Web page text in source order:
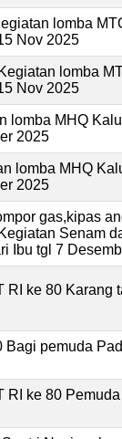
lomba
Nov 2025
lomba
Nov 2025
lomba MHQ
2025
lomba MHQ
2025
gas,kipas
Senam
Ibu tgl 7
RI ke 80 Karang
Bagi pemuda
RI ke 80